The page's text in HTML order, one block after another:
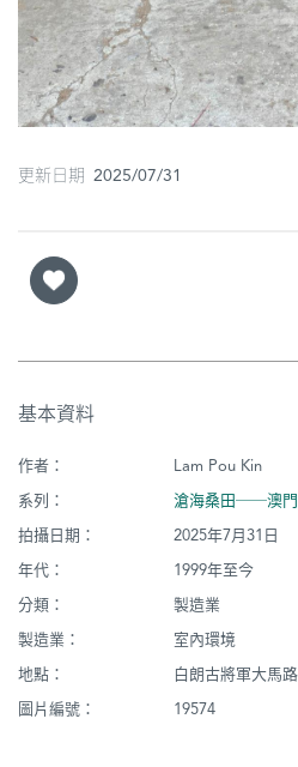
更新日期 2025/07/31
基本資料
作者：
Lam Pou Kin
系列：
滄海桑田──澳門
拍攝日期：
2025年7月31日
年代：
1999年至今
分類：
製造業
製造業：
室內環境
地點：
白朗古將軍大馬
圖片編號：
19574